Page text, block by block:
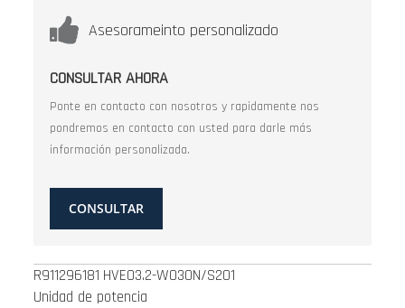
Asesorameinto personalizado
CONSULTAR AHORA
Ponte en contacto con nosotros y rapidamente nos
pondremos en contacto con usted para darle más
información personalizada.
CONSULTAR
R911296181 HVE03.2-W030N/S201
Unidad de potencia